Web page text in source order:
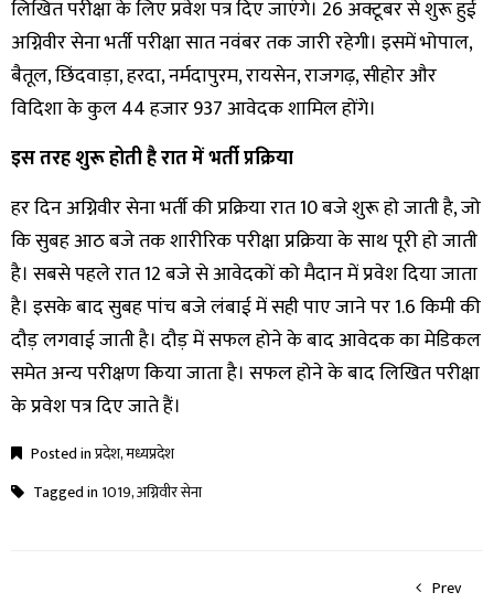
लिखित परीक्षा के लिए प्रवेश पत्र दिए जाएंगे। 26 अक्टूबर से शुरू हुई
अग्निवीर सेना भर्ती परीक्षा सात नवंबर तक जारी रहेगी। इसमें भोपाल,
बैतूल, छिंदवाड़ा, हरदा, नर्मदापुरम, रायसेन, राजगढ़, सीहोर और
विदिशा के कुल 44 हजार 937 आवेदक शामिल होंगे।
इस तरह शुरू होती है रात में भर्ती प्रक्रिया
हर दिन अग्निवीर सेना भर्ती की प्रक्रिया रात 10 बजे शुरू हो जाती है, जो
कि सुबह आठ बजे तक शारीरिक परीक्षा प्रक्रिया के साथ पूरी हो जाती
है। सबसे पहले रात 12 बजे से आवेदकों को मैदान में प्रवेश दिया जाता
है। इसके बाद सुबह पांच बजे लंबाई में सही पाए जाने पर 1.6 किमी की
दौड़ लगवाई जाती है। दौड़ में सफल होने के बाद आवेदक का मेडिकल
समेत अन्य परीक्षण किया जाता है। सफल होने के बाद लिखित परीक्षा
के प्रवेश पत्र दिए जाते हैं।
Posted inप्रदेश,मध्यप्रदेश
Tagged in 1019,अग्निवीर सेना
Prev